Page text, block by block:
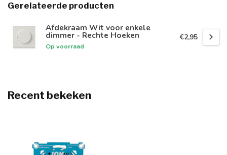
Gerelateerde producten
Afdekraam Wit voor enkele
dimmer - Rechte Hoeken
Op voorraad
€2,95
Recent bekeken